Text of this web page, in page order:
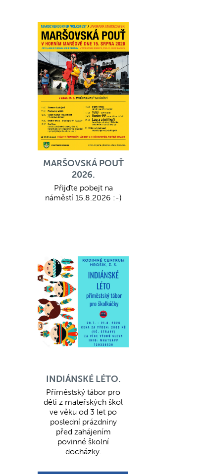
MARŠOVSKÁ POUŤ
2026.
Přijďte pobejt na
náměstí 15.8.2026 :-)
INDIÁNSKÉ LÉTO.
Příměstský tábor pro
děti z mateřských škol
ve věku od 3 let po
poslední prázdniny
před zahájením
povinné školní
docházky.